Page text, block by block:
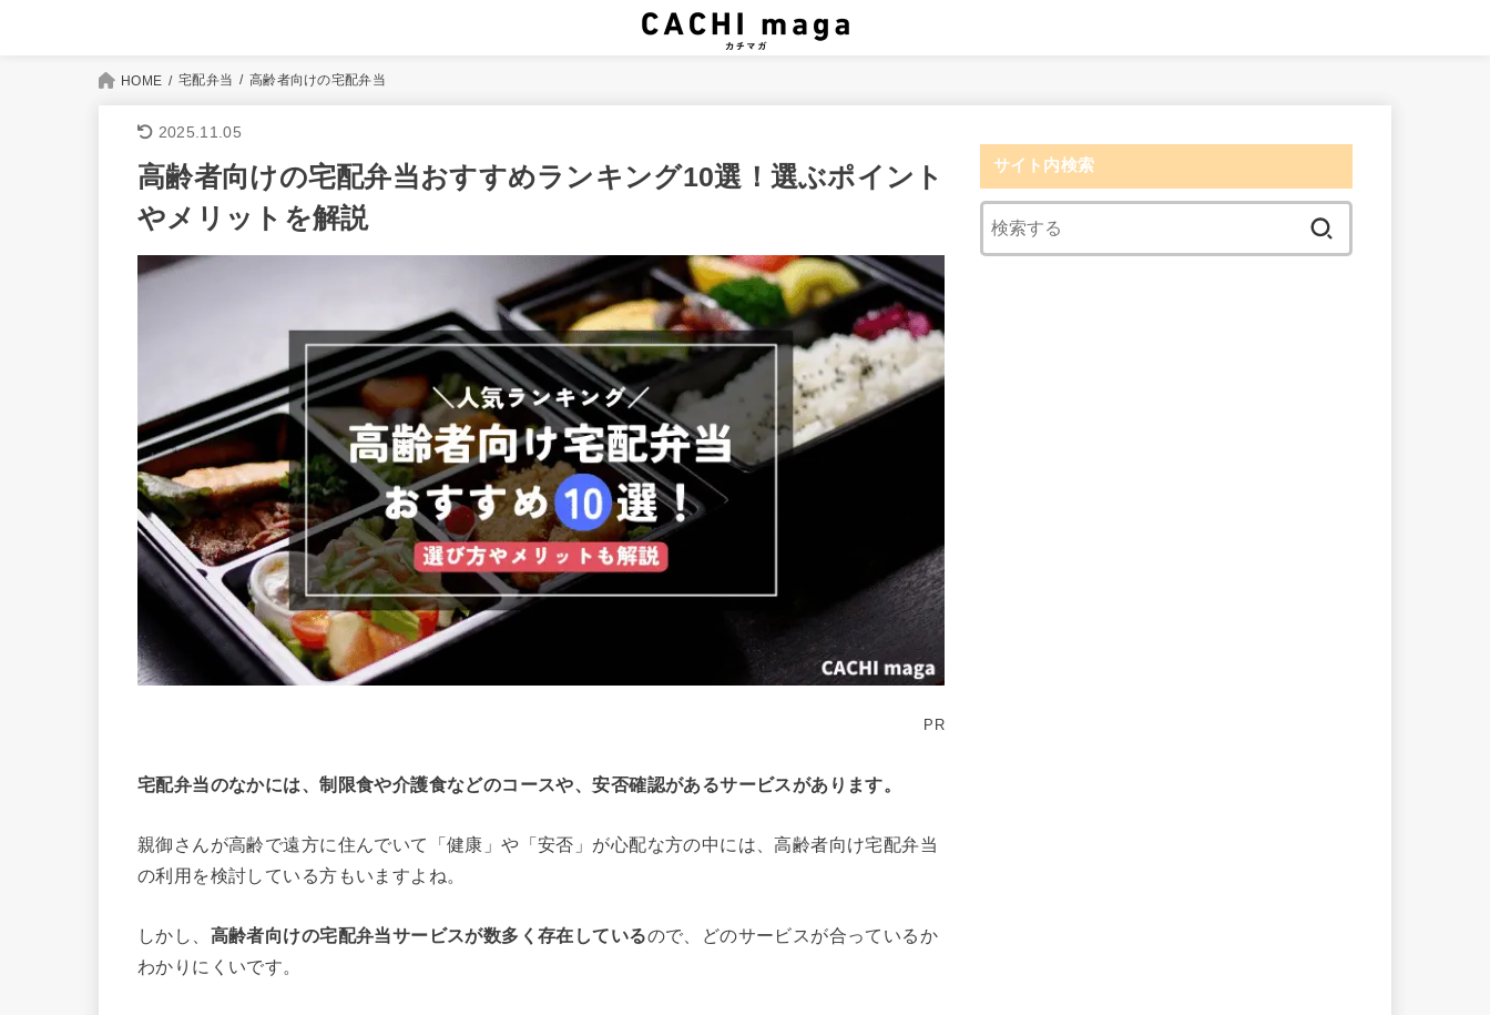
HOME 宅配弁当 高齢者向けの宅配弁当
2025.11.05
高齢者向けの宅配弁当おすすめランキング10選！選ぶポイント
やメリットを解説
PR
宅配弁当のなかには、制限食や介護食などのコースや、安否確認があるサービスがあります。
親御さんが高齢で遠方に住んでいて「健康」や「安否」が心配な方の中には、高齢者向け宅配弁当
の利用を検討している方もいますよね。
しかし、 高齢者向けの宅配弁当サービスが数多く存在しているので、どのサービスが合っているか
わかりにくいです。
サイト内検索